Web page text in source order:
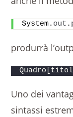
System. out .
produrrà
Uno dei
sintassi